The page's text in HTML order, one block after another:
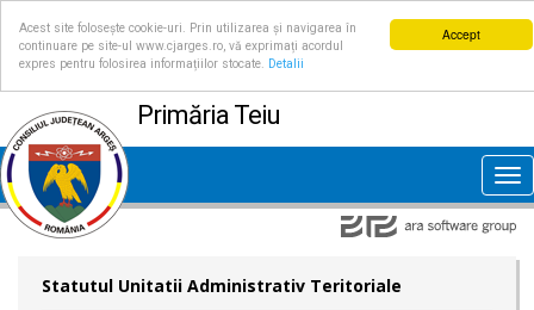
Accept
Acest site folosește cookie-uri. Prin utilizarea și navigarea în
continuare pe site-ul www.cjarges.ro, vă exprimați acordul
expres pentru folosirea informațiilor stocate.
Detalii
Primăria Teiu
Statutul Unitatii Administrativ Teritoriale